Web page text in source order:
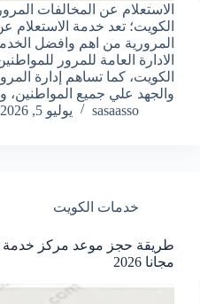
الاستعلام عن المخالفات
الكويت؛ تعد خدمة الاستعلام
المرورية من اهم وافضل
الادارة العامة للمرور
الكويت، كما تساهم إدارة
والجهد علي جميع
sasaasso
يوليو 5, 2026
خدمات الكويت
طريقة حجز موعد مركز خدمة
مجانا 2026